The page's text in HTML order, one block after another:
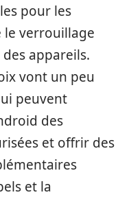
pour les
le verrouillage
appareils.
vont un peu
peuvent
des
et offrir des
et la